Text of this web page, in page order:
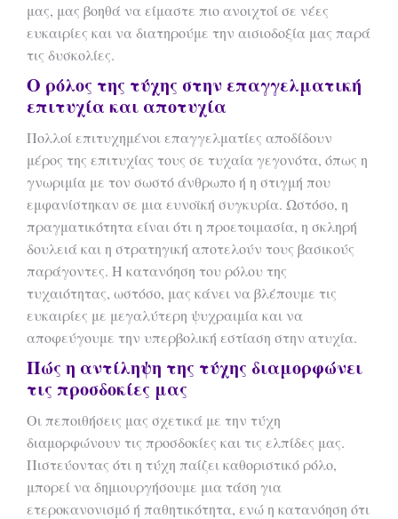
μας, μας βοηθά να είμαστε πιο ανοιχτοί σε νέες
ευκαιρίες και να διατηρούμε την αισιοδοξία μας παρά
τις δυσκολίες.
Ο ρόλος της τύχης στην επαγγελματική
επιτυχία και αποτυχία
Πολλοί επιτυχημένοι επαγγελματίες αποδίδουν
μέρος της επιτυχίας τους σε τυχαία γεγονότα, όπως η
γνωριμία με τον σωστό άνθρωπο ή η στιγμή που
εμφανίστηκαν σε μια ευνοϊκή συγκυρία. Ωστόσο, η
πραγματικότητα είναι ότι η προετοιμασία, η σκληρή
δουλειά και η στρατηγική αποτελούν τους βασικούς
παράγοντες. Η κατανόηση του ρόλου της
τυχαιότητας, ωστόσο, μας κάνει να βλέπουμε τις
ευκαιρίες με μεγαλύτερη ψυχραιμία και να
αποφεύγουμε την υπερβολική εστίαση στην ατυχία.
Πώς η αντίληψη της τύχης διαμορφώνει
τις προσδοκίες μας
Οι πεποιθήσεις μας σχετικά με την τύχη
διαμορφώνουν τις προσδοκίες και τις ελπίδες μας.
Πιστεύοντας ότι η τύχη παίζει καθοριστικό ρόλο,
μπορεί να δημιουργήσουμε μια τάση για
ετεροκανονισμό ή παθητικότητα, ενώ η κατανόηση ότι